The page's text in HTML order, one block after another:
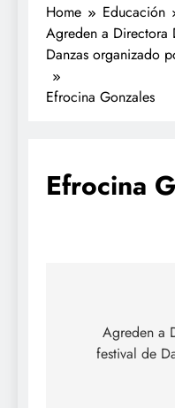
Home
Educación
Agreden a Directora
Danzas organizado
Efrocina Gonzales
Efrocina
entradas
Agreden a
festival de